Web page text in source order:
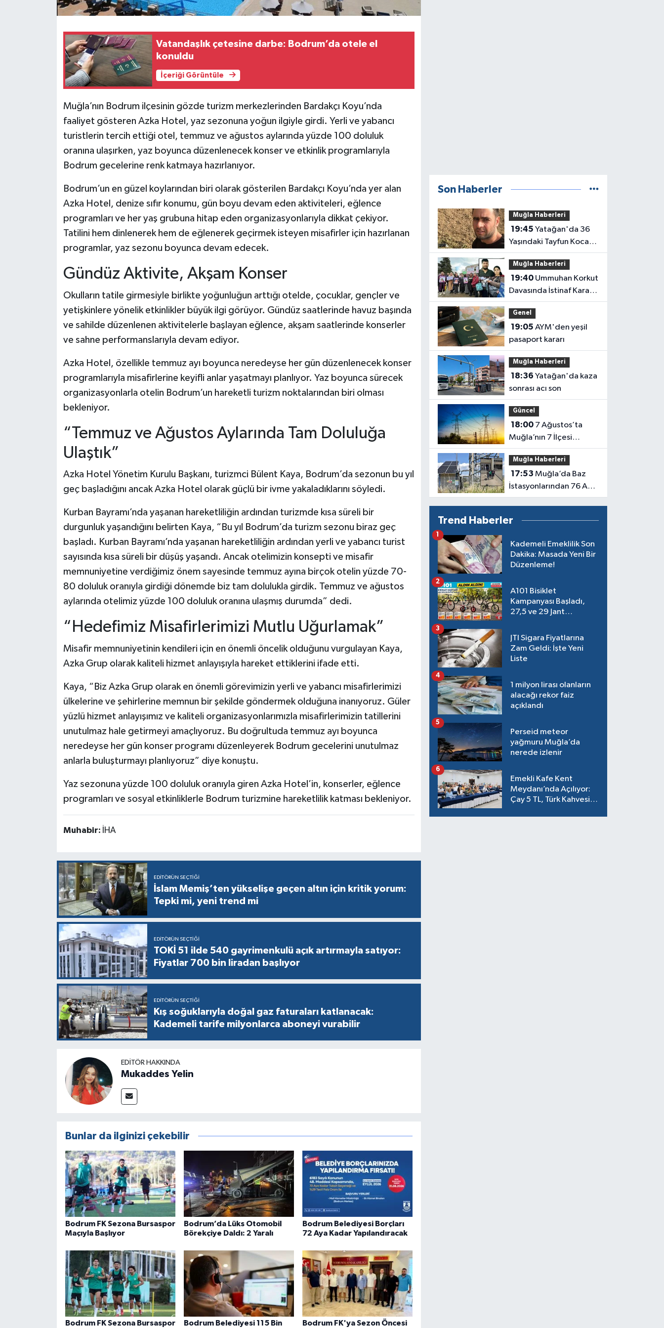
Vatandaşlık çetesine darbe: Bodrum’da otele el
konuldu
İçeriği Görüntüle
Muğla’nın Bodrum ilçesinin gözde turizm merkezlerinden Bardakçı Koyu’nda
faaliyet gösteren Azka Hotel, yaz sezonuna yoğun ilgiyle girdi. Yerli ve yabancı
turistlerin tercih ettiği otel, temmuz ve ağustos aylarında yüzde 100 doluluk
oranına ulaşırken, yaz boyunca düzenlenecek konser ve etkinlik programlarıyla
Bodrum gecelerine renk katmaya hazırlanıyor.
Bodrum’un en güzel koylarından biri olarak gösterilen Bardakçı Koyu’nda yer alan
Azka Hotel, denize sıfır konumu, gün boyu devam eden aktiviteleri, eğlence
programları ve her yaş grubuna hitap eden organizasyonlarıyla dikkat çekiyor.
Tatilini hem dinlenerek hem de eğlenerek geçirmek isteyen misafirler için hazırlanan
programlar, yaz sezonu boyunca devam edecek.
Gündüz Aktivite, Akşam Konser
Okulların tatile girmesiyle birlikte yoğunluğun arttığı otelde, çocuklar, gençler ve
yetişkinlere yönelik etkinlikler büyük ilgi görüyor. Gündüz saatlerinde havuz başında
ve sahilde düzenlenen aktivitelerle başlayan eğlence, akşam saatlerinde konserler
ve sahne performanslarıyla devam ediyor.
Azka Hotel, özellikle temmuz ayı boyunca neredeyse her gün düzenlenecek konser
programlarıyla misafirlerine keyifli anlar yaşatmayı planlıyor. Yaz boyunca sürecek
organizasyonlarla otelin Bodrum’un hareketli turizm noktalarından biri olması
bekleniyor.
“Temmuz ve Ağustos Aylarında Tam Doluluğa
Ulaştık”
Azka Hotel Yönetim Kurulu Başkanı, turizmci Bülent Kaya, Bodrum’da sezonun bu yıl
geç başladığını ancak Azka Hotel olarak güçlü bir ivme yakaladıklarını söyledi.
Kurban Bayramı’nda yaşanan hareketliliğin ardından turizmde kısa süreli bir
durgunluk yaşandığını belirten Kaya, “Bu yıl Bodrum’da turizm sezonu biraz geç
başladı. Kurban Bayramı’nda yaşanan hareketliliğin ardından yerli ve yabancı turist
sayısında kısa süreli bir düşüş yaşandı. Ancak otelimizin konsepti ve misafir
memnuniyetine verdiğimiz önem sayesinde temmuz ayına birçok otelin yüzde 70-
80 doluluk oranıyla girdiği dönemde biz tam dolulukla girdik. Temmuz ve ağustos
aylarında otelimiz yüzde 100 doluluk oranına ulaşmış durumda” dedi.
“Hedefimiz Misafirlerimizi Mutlu Uğurlamak”
Misafir memnuniyetinin kendileri için en önemli öncelik olduğunu vurgulayan Kaya,
Azka Grup olarak kaliteli hizmet anlayışıyla hareket ettiklerini ifade etti.
Kaya, “Biz Azka Grup olarak en önemli görevimizin yerli ve yabancı misafirlerimizi
ülkelerine ve şehirlerine memnun bir şekilde göndermek olduğuna inanıyoruz. Güler
yüzlü hizmet anlayışımız ve kaliteli organizasyonlarımızla misafirlerimizin tatillerini
unutulmaz hale getirmeyi amaçlıyoruz. Bu doğrultuda temmuz ayı boyunca
neredeyse her gün konser programı düzenleyerek Bodrum gecelerini unutulmaz
anlarla buluşturmayı planlıyoruz” diye konuştu.
Yaz sezonuna yüzde 100 doluluk oranıyla giren Azka Hotel’in, konserler, eğlence
programları ve sosyal etkinliklerle Bodrum turizmine hareketlilik katması bekleniyor.
Muhabir: İHA
EDITÖRÜN SEÇTIĞI
İslam Memiş’ten yükselişe geçen altın için kritik yorum:
Tepki mi, yeni trend mi
EDITÖRÜN SEÇTIĞI
TOKİ 51 ilde 540 gayrimenkulü açık artırmayla satıyor:
Fiyatlar 700 bin liradan başlıyor
EDITÖRÜN SEÇTIĞI
Kış soğuklarıyla doğal gaz faturaları katlanacak:
Kademeli tarife milyonlarca aboneyi vurabilir
EDITÖR HAKKINDA
Mukaddes Yelin
Bunlar da ilginizi çekebilir
Bodrum FK Sezona Bursaspor
Maçıyla Başlıyor
Bodrum’da Lüks Otomobil
Börekçiye Daldı: 2 Yaralı
Bodrum Belediyesi Borçları
72 Aya Kadar Yapılandıracak
Bodrum FK Sezona Bursaspor Bodrum Belediyesi 115 Bin Bodrum FK'ya Sezon Öncesi
Son Haberler
Muğla Haberleri
19:45
Yaşındaki Tayfun Koca
Hayatını Kaybetti
Muğla Haberleri
19:40Ummuhan Korkut
Davasında İstinaf Kararı:
Aile Dosyayı Yargıtay’a
Taşıdı
Genel
19:05
pasaport kararı
Muğla Haberleri
18:36
sonrası acı son
Güncel
18:007 Ağustos’ta
Muğla’nın 7 İlçesi
Karanlıkta Kalacak
Muğla Haberleri
17:53
İstasyonlarından 76 Akü
Çalan Şüpheli Tutuklandı
Trend Haberler
Kademeli Emeklilik Son
Dakika: Masada Yeni Bir
Düzenleme!
1
A101 Bisiklet
Kampanyası Başladı,
27,5 ve 29 Jant
2
JTI Sigara Fiyatlarına
Zam Geldi: İşte Yeni
Liste
3
1 milyon lirası olanların
alacağı rekor faiz
açıklandı
4
Perseid meteor
yağmuru Muğla’da
nerede izlenir
5
Emekli Kafe Kent
Meydanı’nda Açılıyor:
Çay 5 TL, Türk Kahvesi
6